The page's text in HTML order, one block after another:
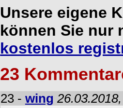
Unsere eigene
können Sie nur
kostenlos
23
23 - wing